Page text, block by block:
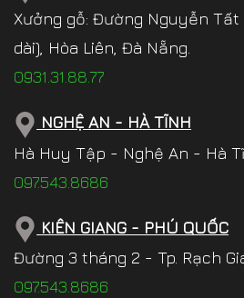
Xưởng gỗ: Đường Nguyễn Tất
dài), Hòa Liên, Đà Nẵng.
0931.31.88.77
NGHỆ AN - HÀ TĨNH
Hà Huy Tập - Nghệ An - Hà
097.543.8686
KIÊN GIANG - PHÚ QUỐC
Đường 3 tháng 2 - Tp. Rạch
097.543.8686